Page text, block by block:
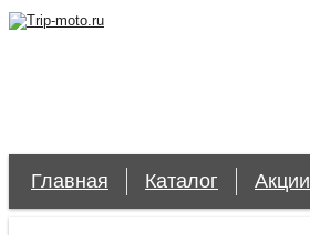
Главная Каталог Акции